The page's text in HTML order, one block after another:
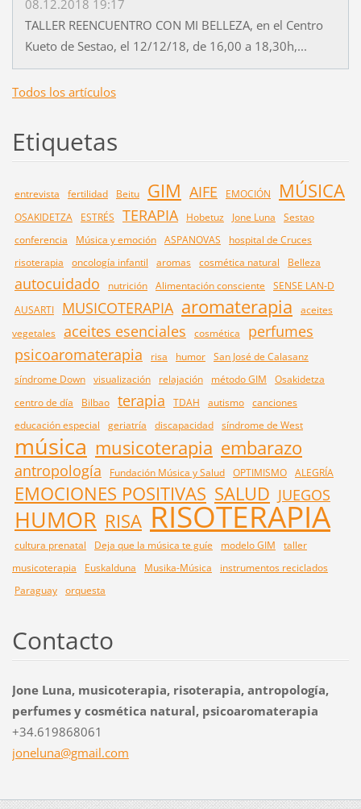
08.12.2018 19:17
TALLER REENCUENTRO CON MI BELLEZA, en el Centro
Kueto de Sestao, el 12/12/18, de 16,00 a 18,30h,...
Todos los artículos
Etiquetas
entrevista fertilidad Beitu GIM AIFE EMOCIÓN MÚSICA
OSAKIDETZA ESTRÉS TERAPIA Hobetuz Jone Luna
Sestao
conferencia
Música y emoción ASPANOVAS
hospital de Cruces
risoterapia
oncología infantil aromas cosmética natural Belleza
autocuidado nutrición Alimentación consciente
SENSE LAN-D
AUSARTI
MUSICOTERAPIA aromaterapia
aceites
vegetales aceites esenciales cosmética
perfumes
psicoaromaterapia
risa humor San José de Calasanz
síndrome Down visualización relajación método GIM
Osakidetza
centro de día
Bilbao terapia TDAH autismo canciones
educación especial
geriatría discapacidad síndrome de West
música musicoterapia embarazo
antropología Fundación Música y Salud OPTIMISMO ALEGRÍA
EMOCIONES POSITIVAS SALUD JUEGOS
HUMOR RISA RISOTERAPIA
cultura prenatal Deja que la música te guíe modelo GIM
taller
musicoterapia
Euskalduna Musika-Música
instrumentos reciclados
Paraguay orquesta
Contacto
Jone Luna, musicoterapia, risoterapia, antropología,
perfumes y cosmética natural, psicoaromaterapia
+34.619868061
joneluna@gmail.com